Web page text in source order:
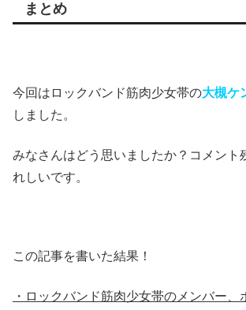
まとめ
今回はロックバンド筋肉少女帯の大槻ケ
しました。
みなさんはどう思いましたか？コメント
れしいです。
この記事を書いた結果！
・ロックバンド筋肉少女帯のメンバー、